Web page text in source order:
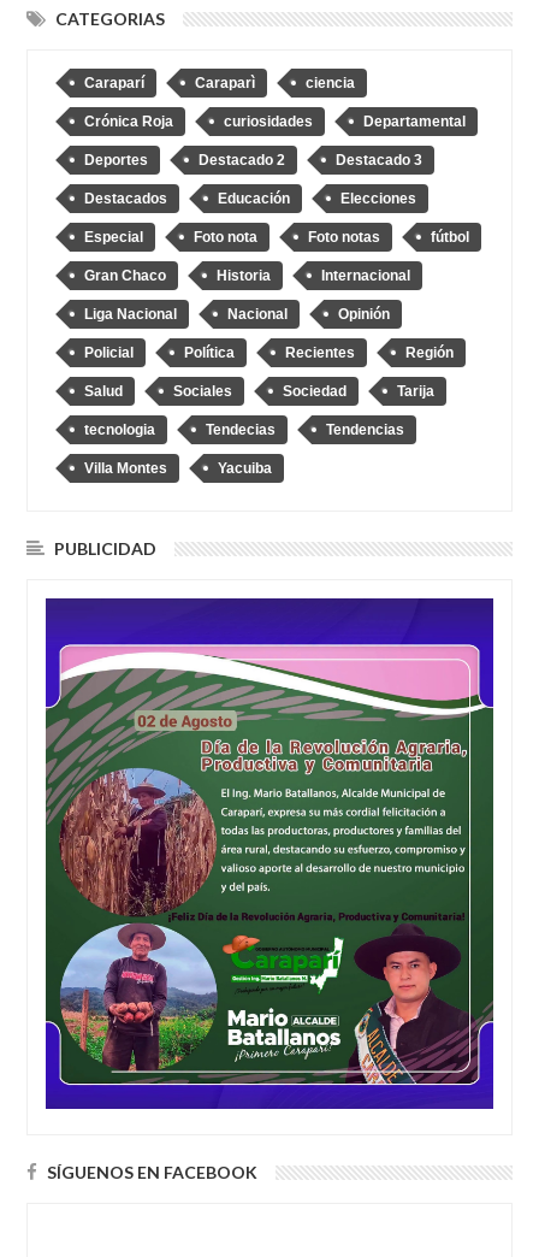
CATEGORIAS
Caraparí Caraparì ciencia
Crónica Roja curiosidades Departamental
Deportes Destacado 2 Destacado 3
Destacados Educación Elecciones
Especial Foto nota Foto notas fútbol
Gran Chaco Historia Internacional
Liga Nacional Nacional Opinión
Policial Política Recientes Región
Salud Sociales Sociedad Tarija
tecnologia Tendecias Tendencias
Villa Montes Yacuiba
PUBLICIDAD
SÍGUENOS EN FACEBOOK